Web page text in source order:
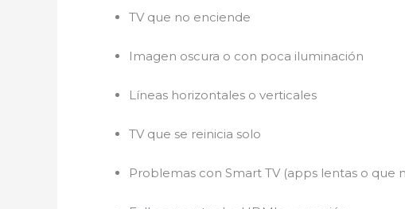
TV que no enciende
Imagen oscura o con poca iluminación
Líneas horizontales o verticales
TV que se reinicia solo
Problemas con Smart TV (apps lentas o que